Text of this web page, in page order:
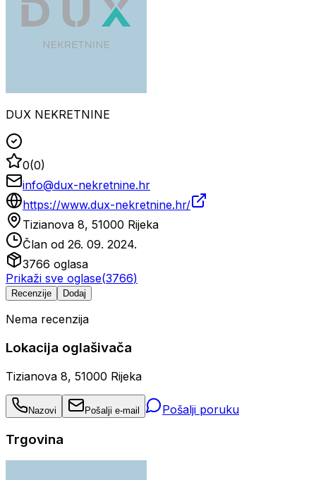
DUX NEKRETNINE
0(0)
info@dux-nekretnine.hr
https://www.dux-nekretnine.hr/
Tizianova 8, 51000 Rijeka
Član od 26. 09. 2024.
3766 oglasa
Prikaži sve oglase(3766)
Recenzije Dodaj
Nema recenzija
Lokacija oglašivača
Tizianova 8, 51000 Rijeka
Nazovi Pošalji e-mail Pošalji poruku
Trgovina